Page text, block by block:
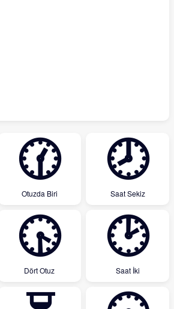
🕜
Otuzda Biri
🕗
Saat Sekiz
🕟
Dört Otuz
🕑
Saat İki